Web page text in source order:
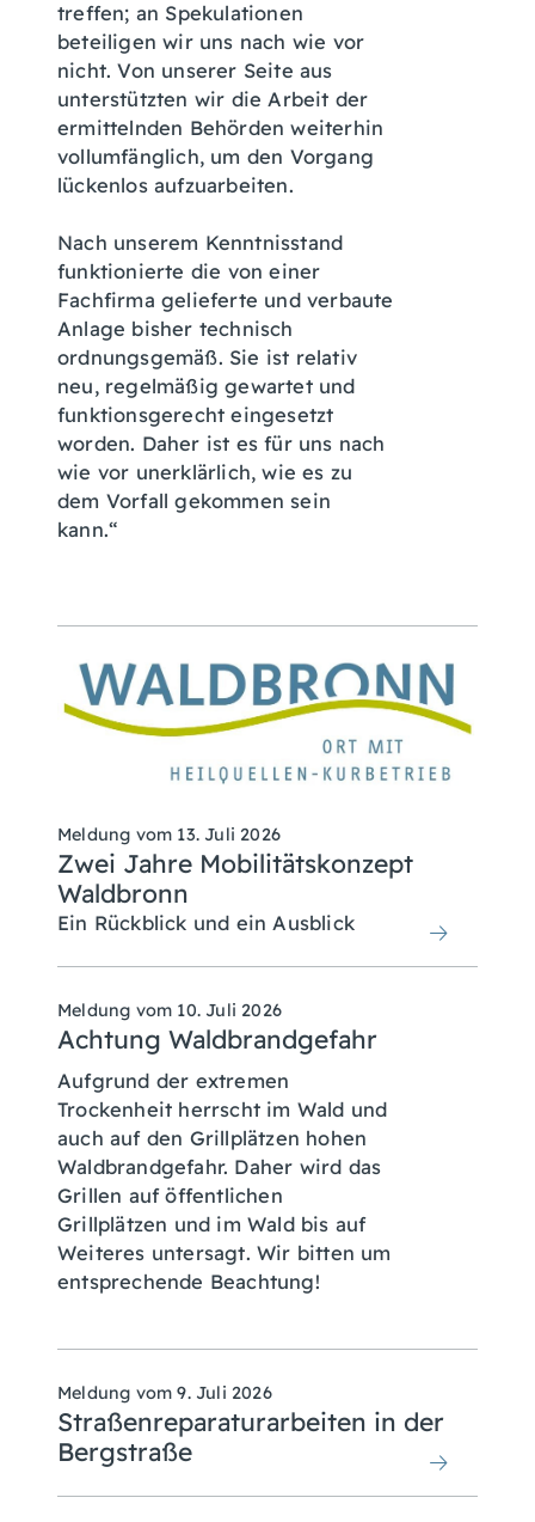
treffen; an Spekulationen
beteiligen wir uns nach wie vor
nicht. Von unserer Seite aus
unterstützten wir die Arbeit der
ermittelnden Behörden weiterhin
vollumfänglich, um den Vorgang
lückenlos aufzuarbeiten.
Nach unserem Kenntnisstand
funktionierte die von einer
Fachfirma gelieferte und verbaute
Anlage bisher technisch
ordnungsgemäß. Sie ist relativ
neu, regelmäßig gewartet und
funktionsgerecht eingesetzt
worden. Daher ist es für uns nach
wie vor unerklärlich, wie es zu
dem Vorfall gekommen sein
kann.“
Meldung vom 13. Juli 2026
Zwei Jahre Mobilitätskonzept
Waldbronn
Ein Rückblick und ein Ausblick
Meldung vom 10. Juli 2026
Achtung Waldbrandgefahr
Aufgrund der extremen
Trockenheit herrscht im Wald und
auch auf den Grillplätzen hohen
Waldbrandgefahr. Daher wird das
Grillen auf öffentlichen
Grillplätzen und im Wald bis auf
Weiteres untersagt. Wir bitten um
entsprechende Beachtung!
Meldung vom 9. Juli 2026
Straßenreparaturarbeiten in der
Bergstraße